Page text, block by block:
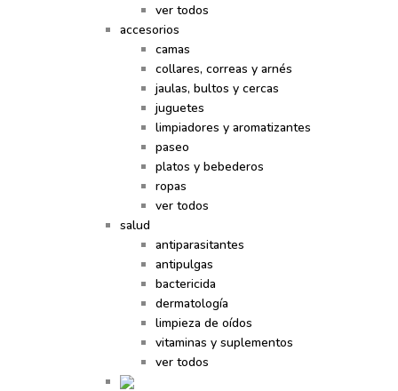
ver todos
accesorios
camas
collares, correas y arnés
jaulas, bultos y cercas
juguetes
limpiadores y aromatizantes
paseo
platos y bebederos
ropas
ver todos
salud
antiparasitantes
antipulgas
bactericida
dermatología
limpieza de oídos
vitaminas y suplementos
ver todos